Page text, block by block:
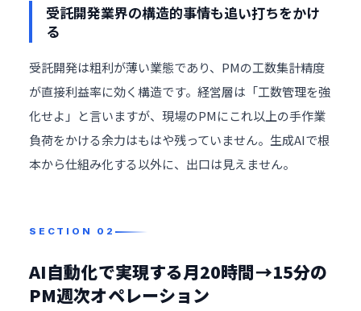
受託開発業界の構造的事情も追い打ちをかけ
る
受託開発は粗利が薄い業態であり、PMの工数集計精度
が直接利益率に効く構造です。経営層は「工数管理を強
化せよ」と言いますが、現場のPMにこれ以上の手作業
負荷をかける余力はもはや残っていません。生成AIで根
本から仕組み化する以外に、出口は見えません。
AI自動化で実現する月20時間→15分の
PM週次オペレーション